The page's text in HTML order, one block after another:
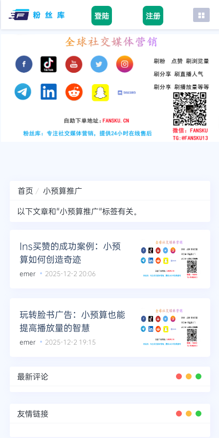
登陆 注册
首页
tiktok
youtube
instagram
首页
小预算推广
以下文章和"小预算推广"标签有关。
Ins买赞的成功案例：小预
算如何创造奇迹
emer 2025-12-2 20:06
玩转脸书广告：小预算也能
提高播放量的智慧
emer 2025-12-2 19:15
最新评论
友情链接